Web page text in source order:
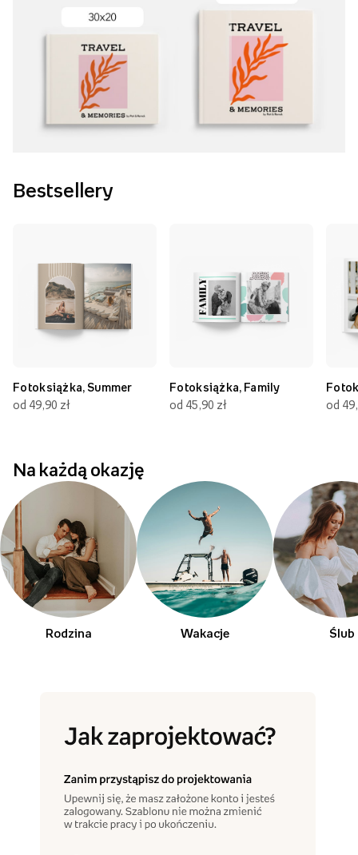
Bestsellery
Fotoksiążka, Summer
od 49,90 zł
Fotoksiążka, Family
od 45,90 zł
od
Na każdą okazję
Rodzina Wakacje Ślub